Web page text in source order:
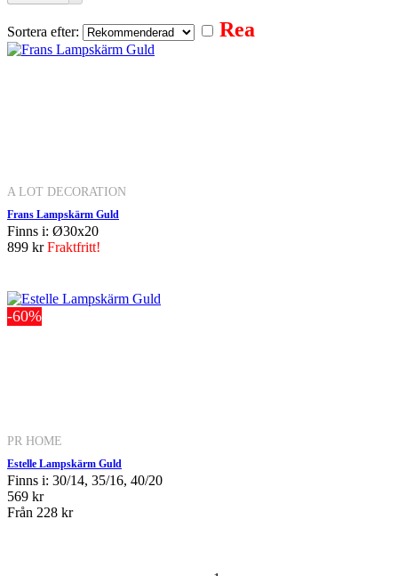
Sortera efter: Rea
A LOT DECORATION
Frans Lampskärm Guld
Finns i: Ø30x20
899 krFraktfritt!
-60%
PR HOME
Estelle Lampskärm Guld
Finns i: 30/14, 35/16, 40/20
569 kr
Från 228 kr